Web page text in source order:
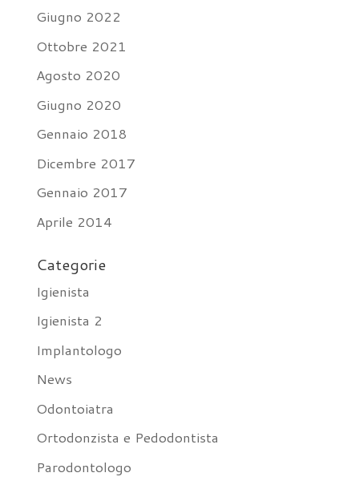
Giugno 2022
Ottobre 2021
Agosto 2020
Giugno 2020
Gennaio 2018
Dicembre 2017
Gennaio 2017
Aprile 2014
Categorie
Igienista
Igienista 2
Implantologo
News
Odontoiatra
Ortodonzista e Pedodontista
Parodontologo